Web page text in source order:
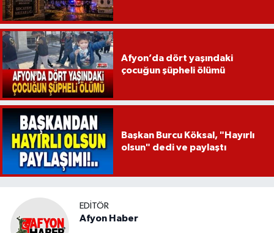
Afyon’da dört yaşındaki
çocuğun şüpheli ölümü
Başkan Burcu Köksal, "Hayırlı
olsun" dedi ve paylaştı
EDITÖR
Afyon Haber